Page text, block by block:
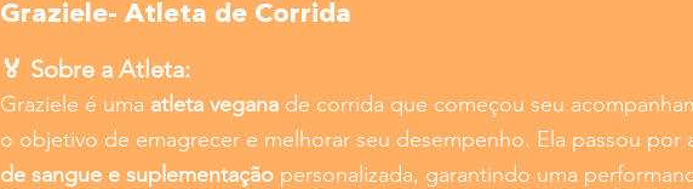
Graziele- Atleta de Corrida
🏅 Sobre a Atleta:
Graziele é uma atleta vegana de corrida que começou seu
o objetivo de emagrecer e melhorar seu desempenho. Ela passou por
de sangue e suplementação personalizada, garantindo uma